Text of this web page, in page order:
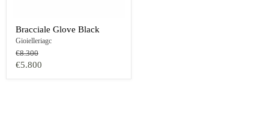
Bracciale Glove Black
Gioielleriagc
Prezzo
originale
€8.300
Prezzo
€5.800